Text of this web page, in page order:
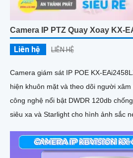
Camera IP PTZ Quay Xoay KX-
Liên hệ LIÊN HỆ
Camera giám sát IP POE KX-
hiện khuôn mặt và theo dõi người xâm nhập
công nghệ nổi bật DWDR 120db
siêu xa và Starlight cho hình ảnh sắc